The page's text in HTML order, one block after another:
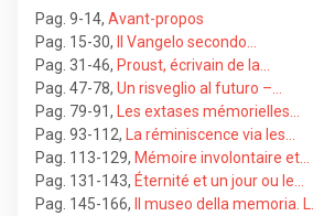
Pag. 9-14, Avant-propos
Pag. 15-30,
Il Vangelo secondo…
Pag. 31-46, Proust, écrivain de la…
Pag. 47-78, Un risveglio al futuro –…
Pag. 79-91,
Les extases mémorielles…
Pag. 93-112,
La réminiscence via les…
Pag. 113-129, Mémoire involontaire et…
Pag. 131-143, Éternité et un jour ou le…
Pag. 145-166,
Il museo della memoria. L…